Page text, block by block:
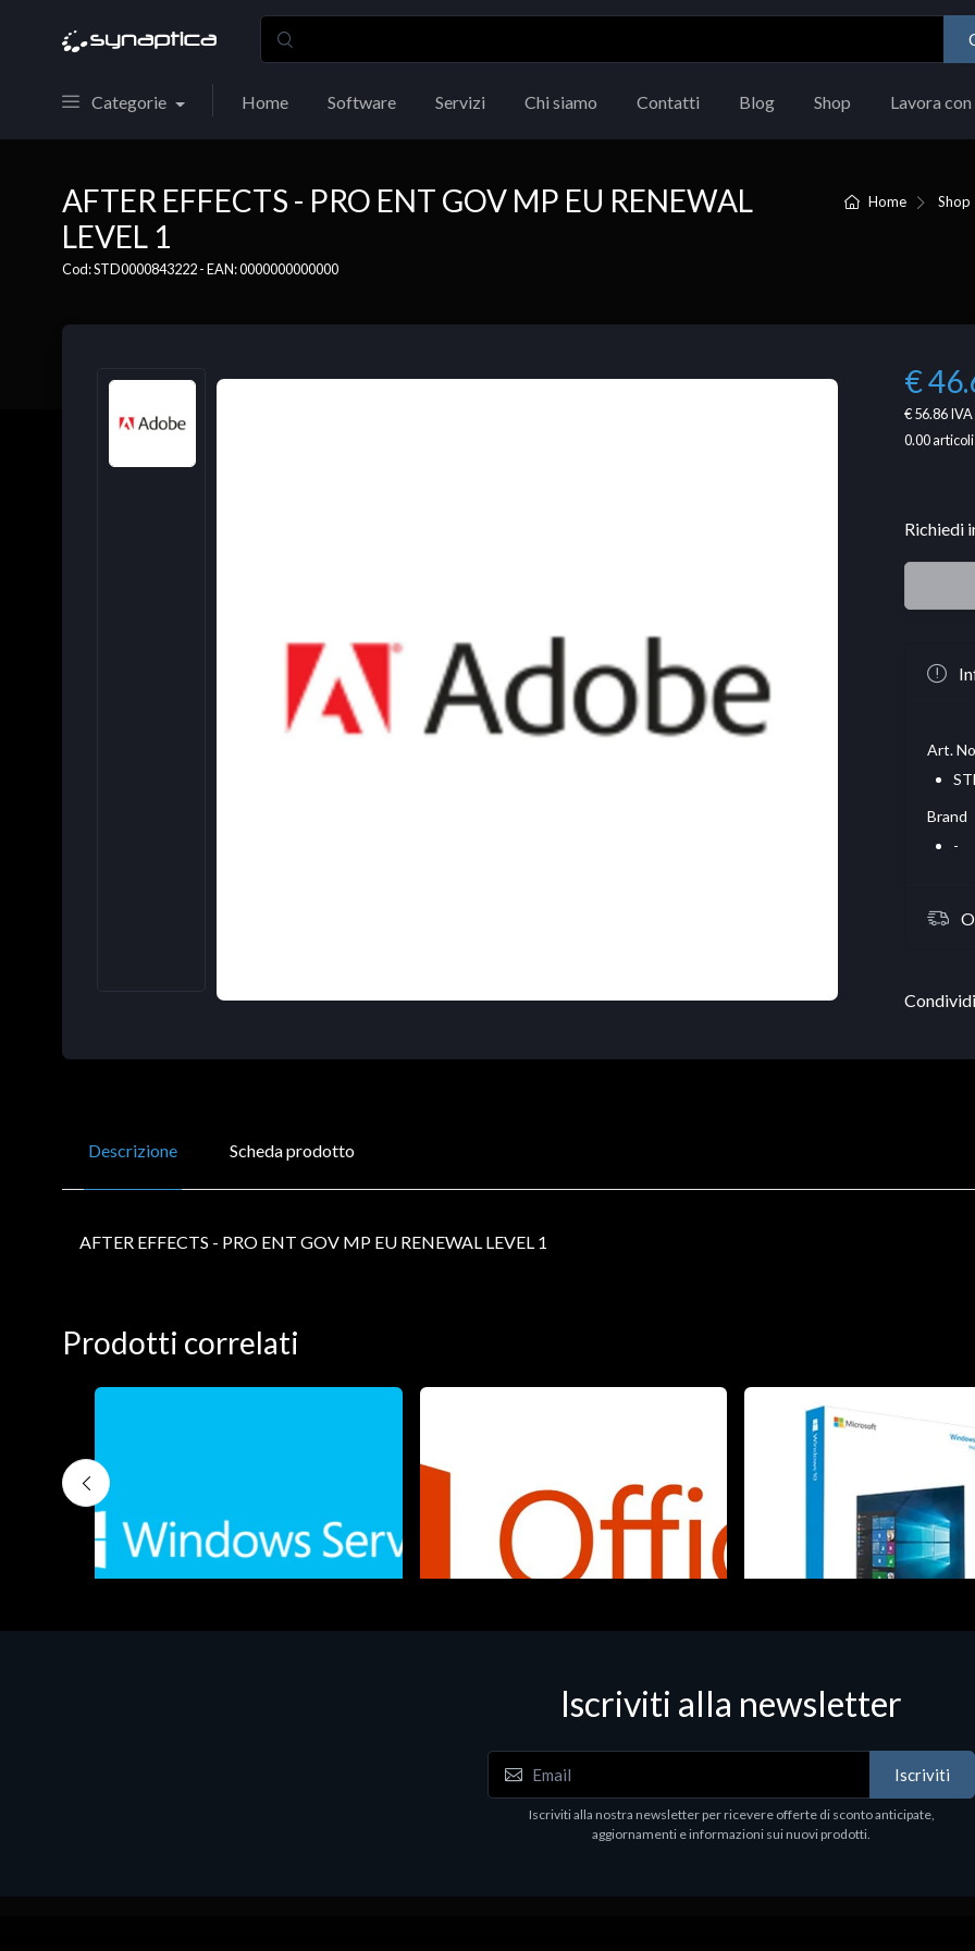
Categorie Home Software Servizi Chi siamo Contatti Blog Shop Lavora con
Home Shop
AFTER EFFECTS - PRO ENT GOV MP EU RENEWAL
LEVEL 1
Cod: STD0000843222 - EAN: 0000000000000
€
€ 56.86IVA
0.00
Richiedi
Art.
Brand
-
Descrizione Scheda prodotto
AFTER EFFECTS - PRO ENT GOV MP EU RENEWAL LEVEL 1
Prodotti correlati
Software - Office Productivity Software - Office Productivity
Iscriviti alla newsletter
Iscriviti
Iscriviti alla nostra newsletter per ricevere offerte di sconto anticipate,
aggiornamenti e informazioni sui nuovi prodotti.